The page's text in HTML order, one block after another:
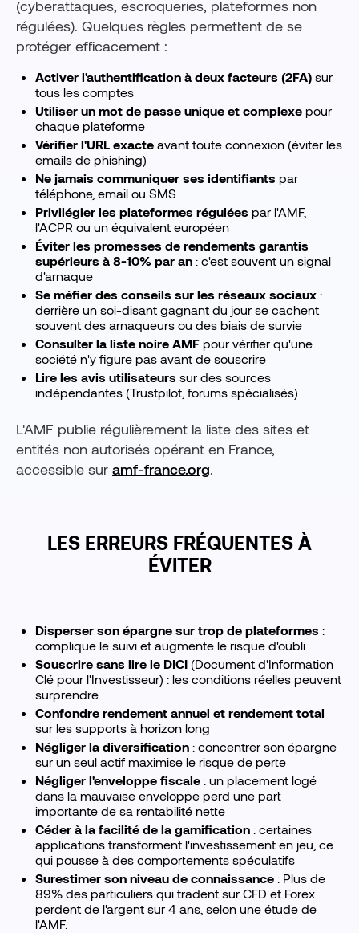
(cyberattaques, escroqueries, plateformes non
régulées). Quelques règles permettent de se
protéger efficacement :
Activer l'authentification à deux facteurs (2FA) sur
tous les comptes
Utiliser un mot de passe unique et complexe pour
chaque plateforme
Vérifier l'URL exacte avant toute connexion (éviter les
emails de phishing)
Ne jamais communiquer ses identifiants par
téléphone, email ou SMS
Privilégier les plateformes régulées par l'AMF,
l'ACPR ou un équivalent européen
Éviter les promesses de rendements garantis
supérieurs à 8-10% par an : c'est souvent un signal
d'arnaque
Se méfier des conseils sur les réseaux sociaux :
derrière un soi-disant gagnant du jour se cachent
souvent des arnaqueurs ou des biais de survie
Consulter la liste noire AMF pour vérifier qu'une
société n'y figure pas avant de souscrire
Lire les avis utilisateurs sur des sources
indépendantes (Trustpilot, forums spécialisés)
L'AMF publie régulièrement la liste des sites et
entités non autorisés opérant en France,
accessible sur amf-france.org.
LES ERREURS FRÉQUENTES À
ÉVITER
Disperser son épargne sur trop de plateformes :
complique le suivi et augmente le risque d'oubli
Souscrire sans lire le DICI (Document d'Information
Clé pour l'Investisseur) : les conditions réelles peuvent
surprendre
Confondre rendement annuel et rendement total
sur les supports à horizon long
Négliger la diversification : concentrer son épargne
sur un seul actif maximise le risque de perte
Négliger l'enveloppe fiscale : un placement logé
dans la mauvaise enveloppe perd une part
importante de sa rentabilité nette
Céder à la facilité de la gamification : certaines
applications transforment l'investissement en jeu, ce
qui pousse à des comportements spéculatifs
Surestimer son niveau de connaissance : Plus de
89% des particuliers qui tradent sur CFD et Forex
perdent de l'argent sur 4 ans, selon une étude de
l'AMF.